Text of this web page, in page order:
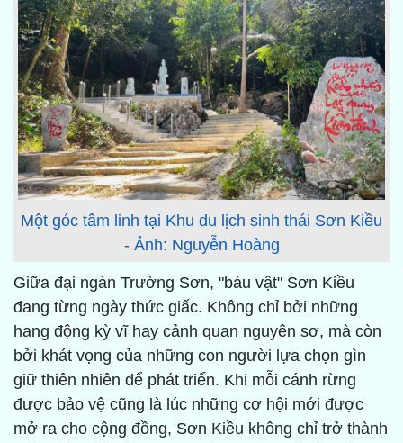
Một góc tâm linh tại Khu du lịch sinh thái Sơn Kiều
- Ảnh: Nguyễn Hoàng
Giữa đại ngàn Trường Sơn, "báu vật" Sơn Kiều
đang từng ngày thức giấc. Không chỉ bởi những
hang động kỳ vĩ hay cảnh quan nguyên sơ, mà còn
bởi khát vọng của những con người lựa chọn gìn
giữ thiên nhiên để phát triển. Khi mỗi cánh rừng
được bảo vệ cũng là lúc những cơ hội mới được
mở ra cho cộng đồng, Sơn Kiều không chỉ trở thành